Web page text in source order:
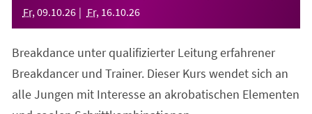
Fr, 09.10.26 Fr, 16.10.26
Breakdance unter qualifizierter Leitung erfahrener
Breakdancer und Trainer. Dieser Kurs wendet sich an
alle Jungen mit Interesse an akrobatischen Elementen